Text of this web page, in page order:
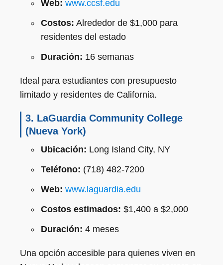
Web: www.ccsf.edu
Costos: Alrededor de $1,000 para
residentes del estado
Duración: 16 semanas
Ideal para estudiantes con presupuesto
limitado y residentes de California.
3. LaGuardia Community College
(Nueva York)
Ubicación: Long Island City, NY
Teléfono: (718) 482-7200
Web: www.laguardia.edu
Costos estimados: $1,400 a $2,000
Duración: 4 meses
Una opción accesible para quienes viven en